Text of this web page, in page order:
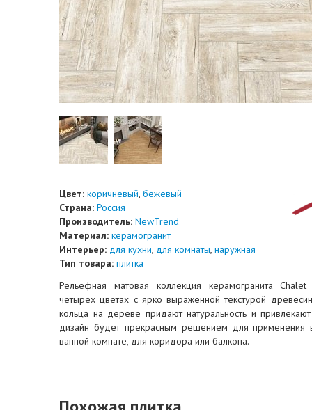
Цвет: коричневый, бежевый
Страна: Россия
Производитель: NewTrend
Материал: керамогранит
Интерьер: для кухни, для комнаты, наружная
Тип товара: плитка
Рельефная матовая коллекция керамогранита
четырех цветах с ярко выраженной текстурой
кольца на дереве придают натуральность и
дизайн будет прекрасным решением для применения
ванной комнате, для коридора или балкона.